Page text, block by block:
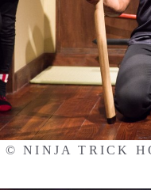
NINJA TRICK